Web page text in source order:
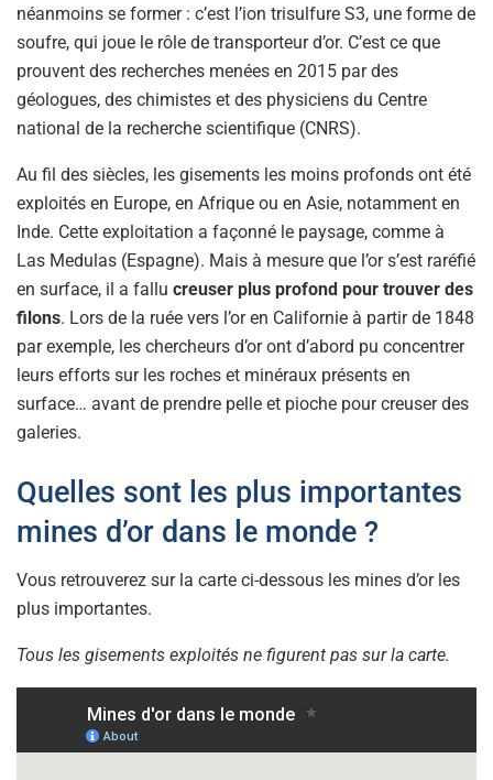
néanmoins se former : c’est l’ion trisulfure S3, une forme de
soufre, qui joue le rôle de transporteur d’or. C’est ce que
prouvent des recherches menées en 2015 par des
géologues, des chimistes et des physiciens du Centre
national de la recherche scientifique (CNRS).
Au fil des siècles, les gisements les moins profonds ont été
exploités en Europe, en Afrique ou en Asie, notamment en
Inde. Cette exploitation a façonné le paysage, comme à
Las Medulas (Espagne). Mais à mesure que l’or s’est raréfié
en surface, il a fallu creuser plus profond pour trouver des
filons. Lors de la ruée vers l’or en Californie à partir de 1848
par exemple, les chercheurs d’or ont d’abord pu concentrer
leurs efforts sur les roches et minéraux présents en
surface… avant de prendre pelle et pioche pour creuser des
galeries.
Quelles sont les plus importantes
mines d’or dans le monde ?
Vous retrouverez sur la carte ci-dessous les mines d’or les
plus importantes.
Tous les gisements exploités ne figurent pas sur la carte.